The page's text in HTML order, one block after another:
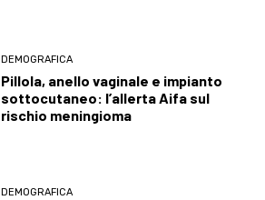
DEMOGRAFICA
Pillola, anello vaginale e impianto
sottocutaneo: l’allerta Aifa sul
rischio meningioma
DEMOGRAFICA